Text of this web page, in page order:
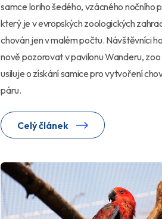
samce loriho šedého, vzácného nočního
který je v evropských zoologických
chován jen v malém počtu. Návštěvníci
nově pozorovat v pavilonu Wanderu,
usiluje o získání samice pro vytvoření
páru.
Celý článek